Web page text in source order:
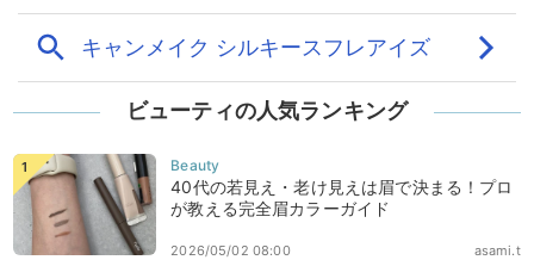
ビューティの人気ランキング
40代の若見え・老け見えは眉で決まる！プロ
が教える完全眉カラーガイド
asami.t
2026/05/02 08:00